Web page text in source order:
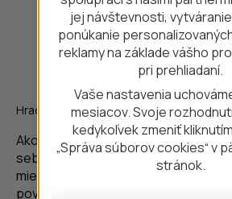
Hrad Korvínovcov v Hunedoare
Ako hovorí Laco, keď ste na ceste,
sebestační, preto sa rozhodli
miestnu gastronómiu a zobrali si
povahe týchto pretekov, kedy nejde
jej návštevnosti,
ponúkanie
reklamy na základe vášho
pri prehliadaní.
Vaše nastavenia
mesiacov. Svoje
kedykoľvek zmeniť
„Správa súborov cookies“ v
stránok.